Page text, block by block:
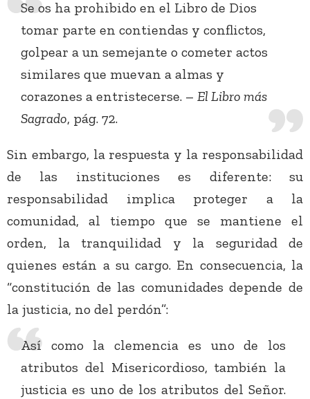
Se os ha prohibido en el Libro de Dios
tomar parte en contiendas y conflictos,
golpear a un semejante o cometer actos
similares que muevan a almas y
corazones a entristecerse. – El Libro más
Sagrado, pág. 72.
Sin embargo, la respuesta y la responsabilidad
de las instituciones es diferente: su
responsabilidad implica proteger a la
comunidad, al tiempo que se mantiene el
orden, la tranquilidad y la seguridad de
quienes están a su cargo. En consecuencia, la
“constitución de las comunidades depende de
la justicia, no del perdón”:
Así como la clemencia es uno de los
atributos del Misericordioso, también la
justicia es uno de los atributos del Señor.